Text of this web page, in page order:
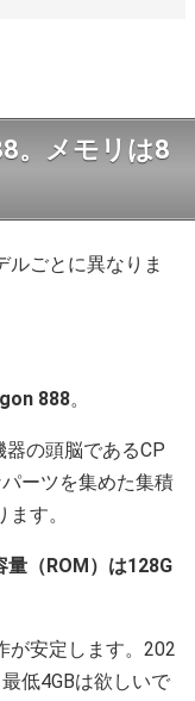
。メモリは8
ルごとに異なりま
888。
器の頭脳であるCP
ーツを集めた集積
す。
量（ROM）は128G
が安定します。202
低4GBは欲しいで